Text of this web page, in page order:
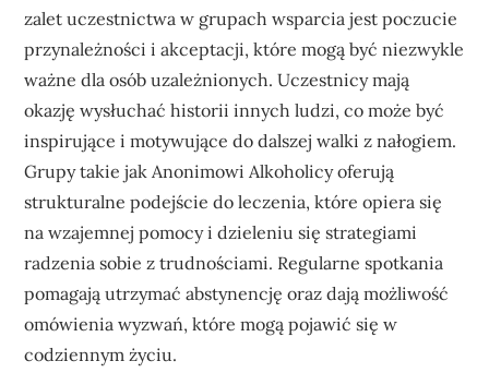
zalet uczestnictwa w grupach wsparcia jest poczucie
przynależności i akceptacji, które mogą być niezwykle
ważne dla osób uzależnionych. Uczestnicy mają
okazję wysłuchać historii innych ludzi, co może być
inspirujące i motywujące do dalszej walki z nałogiem.
Grupy takie jak Anonimowi Alkoholicy oferują
strukturalne podejście do leczenia, które opiera się
na wzajemnej pomocy i dzieleniu się strategiami
radzenia sobie z trudnościami. Regularne spotkania
pomagają utrzymać abstynencję oraz dają możliwość
omówienia wyzwań, które mogą pojawić się w
codziennym życiu.